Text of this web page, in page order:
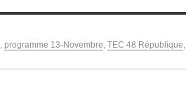
, programme 13-Novembre, TEC 48 République,